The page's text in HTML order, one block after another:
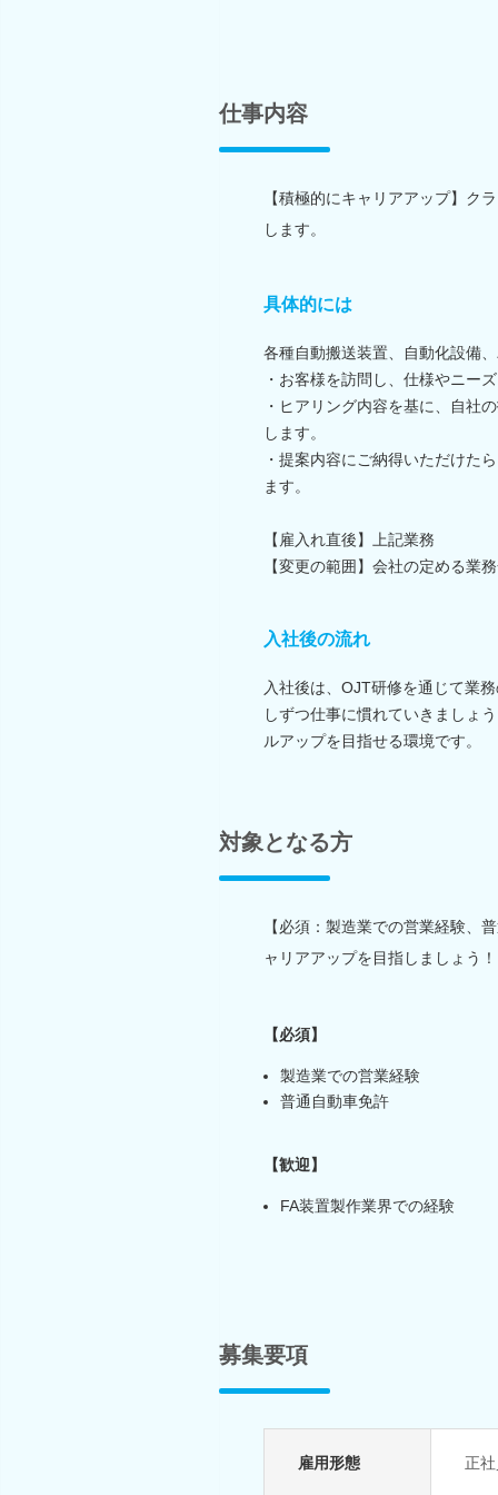
仕事内容
【積極的にキャリアアップ】ク
します。
具体的には
各種自動搬送装置、自動化設備
・お客様を訪問し、仕様やニー
・ヒアリング内容を基に、自社
します。
・提案内容にご納得いただけた
ます。
【雇入れ直後】上記業務
【変更の範囲】会社の定める業
入社後の流れ
入社後は、OJT研修を通じて業
しずつ仕事に慣れていきましょ
ルアップを目指せる環境です。
対象となる方
【必須：製造業での営業経験、
ャリアアップを目指しましょう！
【必須】
製造業での営業経験
普通自動車免許
【歓迎】
FA装置製作業界での経験
募集要項
雇用形態 正